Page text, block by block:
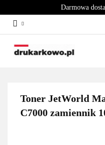
Darmowa
Toner JetWorld
C7000 zamiennik